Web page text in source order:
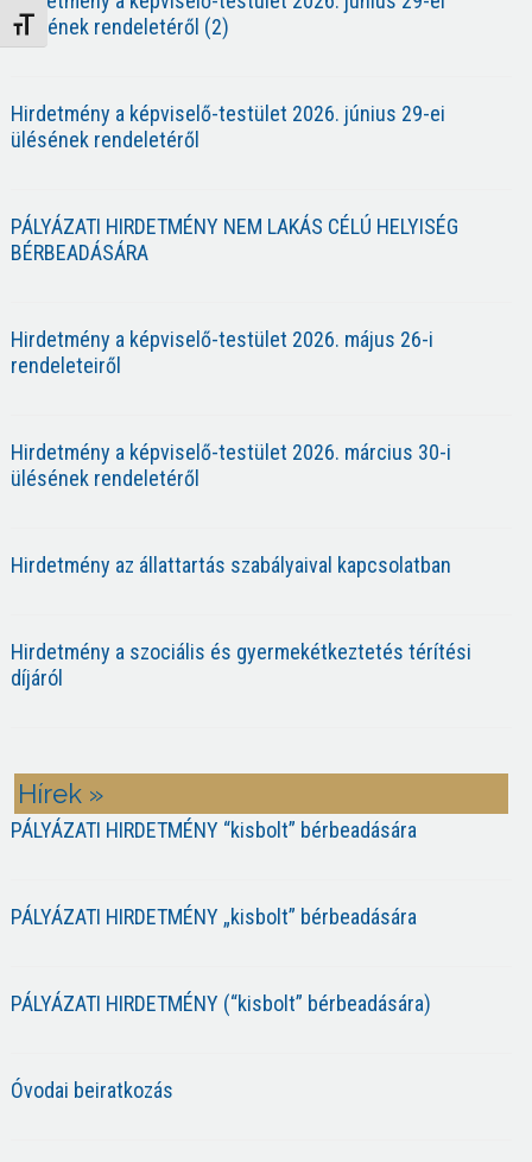
Betűméret váltása
ülésének rendeletéről (2)
Hirdetmény a képviselő-testület 2026. június 29-ei
ülésének rendeletéről
PÁLYÁZATI HIRDETMÉNY NEM LAKÁS CÉLÚ HELYISÉG
BÉRBEADÁSÁRA
Hirdetmény a képviselő-testület 2026. május 26-i
rendeleteiről
Hirdetmény a képviselő-testület 2026. március 30-i
ülésének rendeletéről
Hirdetmény az állattartás szabályaival kapcsolatban
Hirdetmény a szociális és gyermekétkeztetés térítési
díjáról
Hírek »
PÁLYÁZATI HIRDETMÉNY “kisbolt” bérbeadására
PÁLYÁZATI HIRDETMÉNY „kisbolt” bérbeadására
PÁLYÁZATI HIRDETMÉNY (“kisbolt” bérbeadására)
Óvodai beiratkozás